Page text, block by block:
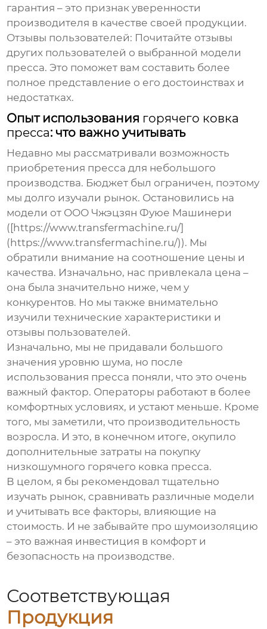
гарантия – это признак уверенности
производителя в качестве своей продукции.
Отзывы пользователей: Почитайте отзывы
других пользователей о выбранной модели
пресса. Это поможет вам составить более
полное представление о его достоинствах и
недостатках.
Опыт использования горячего ковка
пресса: что важно учитывать
Недавно мы рассматривали возможность
приобретения пресса для небольшого
производства. Бюджет был ограничен, поэтому
мы долго изучали рынок. Остановились на
модели от ООО Чжэцзян Фуюе Машинери
([https://www.transfermachine.ru/]
(https://www.transfermachine.ru/)). Мы
обратили внимание на соотношение цены и
качества. Изначально, нас привлекала цена –
она была значительно ниже, чем у
конкурентов. Но мы также внимательно
изучили технические характеристики и
отзывы пользователей.
Изначально, мы не придавали большого
значения уровню шума, но после
использования пресса поняли, что это очень
важный фактор. Операторы работают в более
комфортных условиях, и устают меньше. Кроме
того, мы заметили, что производительность
возросла. И это, в конечном итоге, окупило
дополнительные затраты на покупку
низкошумного горячего ковка пресса.
В целом, я бы рекомендовал тщательно
изучать рынок, сравнивать различные модели
и учитывать все факторы, влияющие на
стоимость. И не забывайте про шумоизоляцию
– это важная инвестиция в комфорт и
безопасность на производстве.
Соответствующая
Продукция